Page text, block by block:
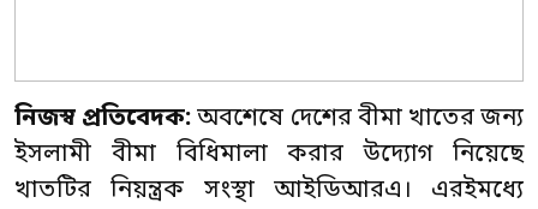
নিজস্ব প্রতিবেদক:অবশেষে দেশের বীমা খাতের জন্য
ইসলামী বীমা বিধিমালা করার উদ্যোগ নিয়েছে
খাতটির নিয়ন্ত্রক সংস্থা আইডিআরএ। এরইমধ্যে